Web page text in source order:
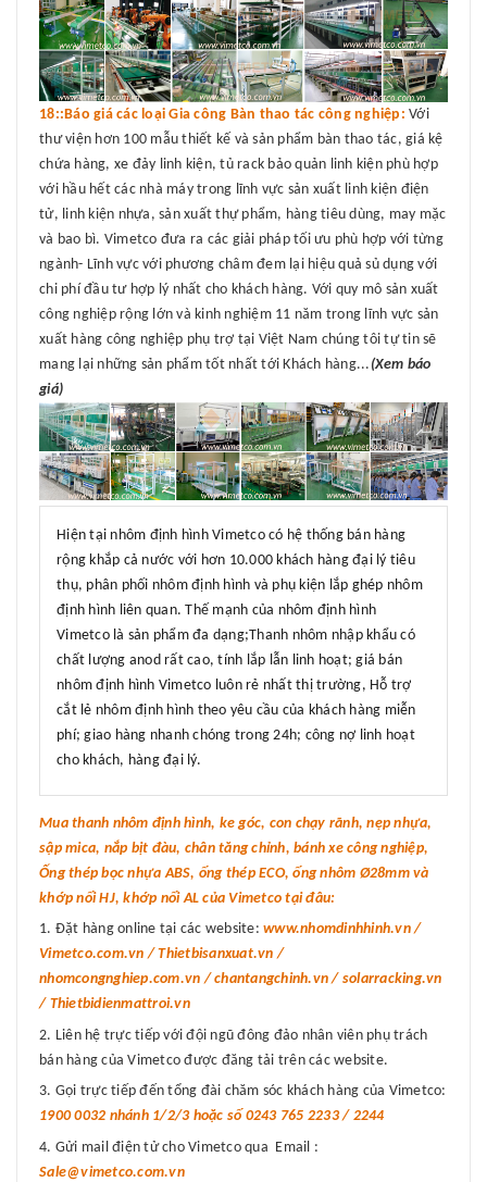
18::Báo giá các loại Gia công Bàn thao tác công nghiệp: Với
thư viện hơn 100 mẫu thiết kế và sản phẩm bàn thao tác, giá kệ
chứa hàng, xe đảy linh kiện, tủ rack bảo quản linh kiện phù hợp
với hầu hết các nhà máy trong lĩnh vực sản xuất linh kiện điện
tử, linh kiện nhựa, sản xuất thự phẩm, hàng tiêu dùng, may mặc
và bao bì. Vimetco đưa ra các giải pháp tối ưu phù hợp với từng
ngành- Lĩnh vực với phương châm đem lại hiệu quả sủ dụng với
chi phí đầu tư hợp lý nhất cho khách hàng. Với quy mô sản xuất
công nghiệp rộng lớn và kinh nghiệm 11 năm trong lĩnh vực sản
xuất hàng công nghiệp phụ trợ tại Việt Nam chúng tôi tự tin sẽ
mang lại những sản phẩm tốt nhất tới Khách hàng... (Xem báo
giá)
Hiện tại nhôm định hình Vimetco có hệ thống bán hàng
rộng khắp cả nước với hơn 10.000 khách hàng đại lý tiêu
thụ, phân phối nhôm định hình và phụ kiện lắp ghép nhôm
định hình liên quan. Thế mạnh của nhôm định hình
Vimetco là sản phẩm đa dạng;Thanh nhôm nhập khẩu có
chất lượng anod rất cao, tính lắp lẫn linh hoạt; giá bán
nhôm định hình Vimetco luôn rẻ nhất thị trường, Hỗ trợ
cắt lẻ nhôm định hình theo yêu cầu của khách hàng miễn
phí; giao hàng nhanh chóng trong 24h; công nợ linh hoạt
cho khách, hàng đại lý.
Mua thanh nhôm định hình, ke góc, con chạy rãnh, nẹp nhựa,
sập mica, nắp bịt đàu, chân tăng chỉnh, bánh xe công nghiệp,
Ống thép bọc nhựa ABS, ống thép ECO, ống nhôm Ø28mm và
khớp nối HJ, khớp nối AL của Vimetco tại đâu:
Đặt hàng online tại các website: www.nhomdinhhinh.vn /
Vimetco.com.vn / Thietbisanxuat.vn /
nhomcongnghiep.com.vn / chantangchinh.vn / solarracking.vn
/ Thietbidienmattroi.vn
Liên hệ trực tiếp với đội ngũ đông đảo nhân viên phụ trách
bán hàng của Vimetco được đăng tải trên các website.
Gọi trực tiếp đến tổng đài chăm sóc khách hàng của Vimetco:
1900 0032 nhánh 1/2/3 hoặc số 0243 765 2233 / 2244
Gửi mail điện tử cho Vimetco qua Email :
Sale@vimetco.com.vn